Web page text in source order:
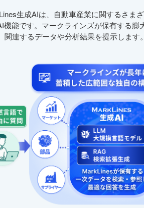
生成AIは、自動車産業に関するさま
機能です。マークラインズが保有する膨
関連するデータや分析結果を提示します。